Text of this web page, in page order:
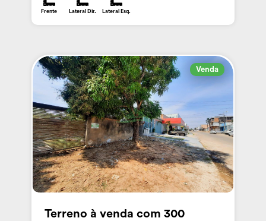
Frente Lateral Dir. Lateral Esq.
Venda
Terreno à venda com 300